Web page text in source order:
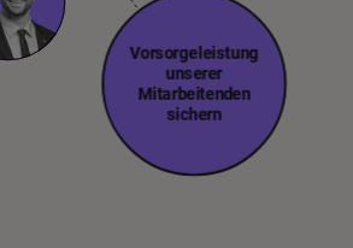
Vorsorgeleistung
unserer
Mitarbeitenden
sichern